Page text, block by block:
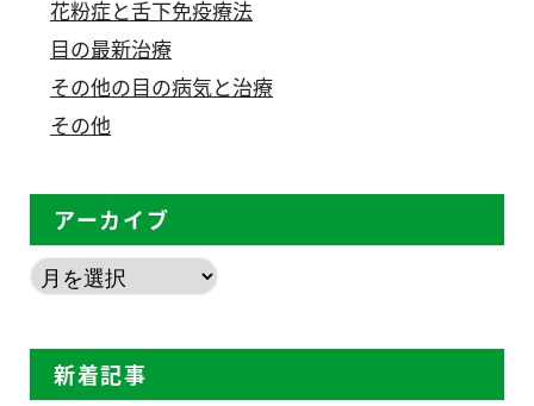
花粉症と舌下免疫療法
目の最新治療
その他の目の病気と治療
その他
アーカイブ
新着記事